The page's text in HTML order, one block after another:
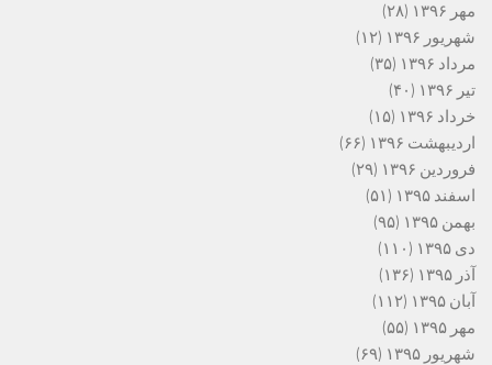
مهر ۱۳۹۶
(۲۸)
شهریور ۱۳۹۶
(۱۲)
مرداد ۱۳۹۶
(۳۵)
تیر ۱۳۹۶
(۴۰)
خرداد ۱۳۹۶
(۱۵)
اردیبهشت ۱۳۹۶
(۶۶)
فروردین ۱۳۹۶
(۲۹)
اسفند ۱۳۹۵
(۵۱)
بهمن ۱۳۹۵
(۹۵)
دی ۱۳۹۵
(۱۱۰)
آذر ۱۳۹۵
(۱۳۶)
آبان ۱۳۹۵
(۱۱۲)
مهر ۱۳۹۵
(۵۵)
شهریور ۱۳۹۵
(۶۹)